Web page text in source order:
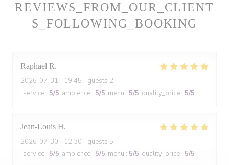
REVIEWS_FROM_OUR_CLIENT
S_FOLLOWING_BOOKING
Raphael R
2026-07-31 - 19:45 - guests 2
service : 5/5 ambience : 5/5 menu : 5/5 quality_price : 5/5
Jean-Louis H
2026-07-30 - 12:30 - guests 5
service : 5/5 ambience : 5/5 menu : 5/5 quality_price : 5/5